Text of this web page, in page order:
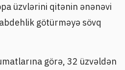
üzvlərini qitənin ənənəvi
götürməyə sövq
görə, 32 üzvəldən